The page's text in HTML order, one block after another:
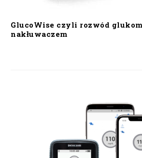
GlucoWise czyli rozwód
nakłuwaczem